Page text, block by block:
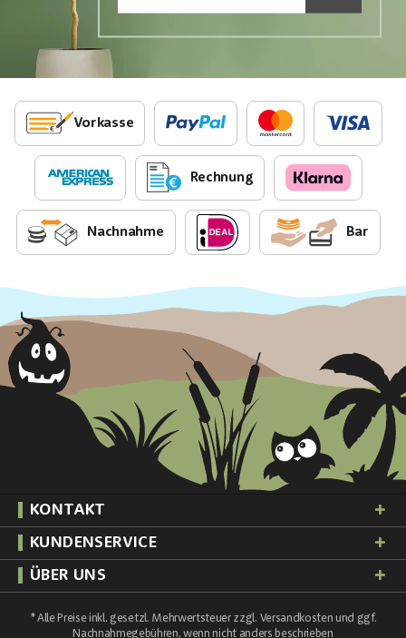
Vorkasse
Rechnung
Nachnahme Bar
KONTAKT
KUNDENSERVICE
ÜBER UNS
* Alle Preise inkl. gesetzl. Mehrwertsteuer zzgl. Versandkosten und ggf.
Nachnahmegebühren, wenn nicht anders beschrieben